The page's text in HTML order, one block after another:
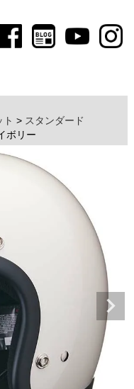
スタンダード
ボリー